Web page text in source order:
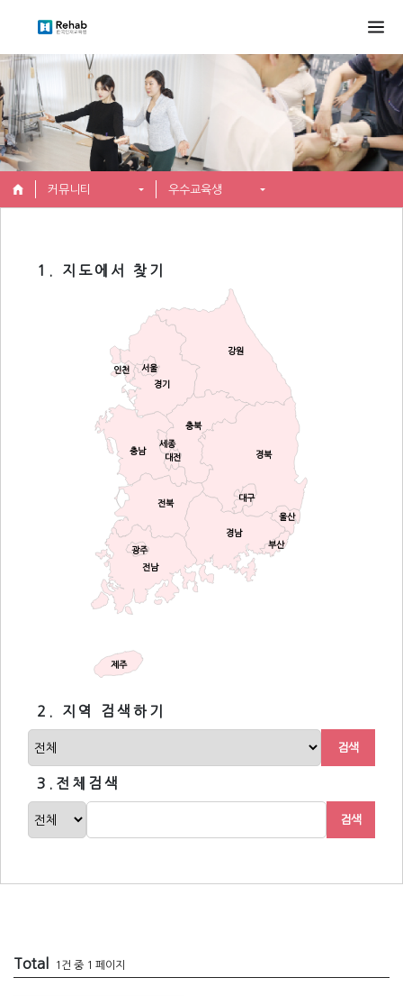
커뮤니티 우수교육생
1. 지도에서 찾기
서울
부산
대구
인천
광주
대전
울산
세종
경기
강원
충북
충남
전북
전남
경북
경남
제주
2. 지역 검색하기
검색
3.전체검색
검색
Total 1건 중 1 페이지